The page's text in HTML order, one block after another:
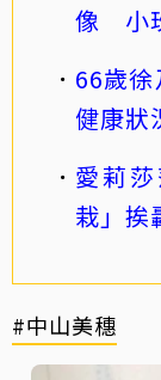
像 小
66歲
健康
愛莉
栽」
#中山美穗